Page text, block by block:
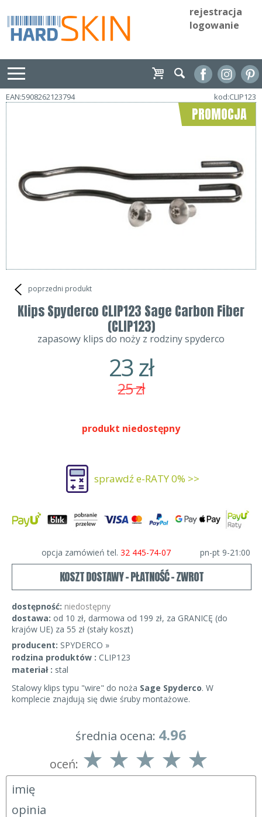
rejestracja
logowanie
EAN:5908262123794 kod:CLIP123
PROMOCJA
poprzedni produkt
Klips Spyderco CLIP123 Sage Carbon Fiber
(CLIP123)
zapasowy klips do noży z rodziny spyderco
23zł
25zł
produkt niedostępny
sprawdź e-RATY 0% >>
opcja zamówień tel. 32 445-74-07 pn-pt 9-21:00
KOSZT DOSTAWY - PŁATNOŚĆ - ZWROT
dostępność: niedostępny
dostawa: od 10 zł, darmowa od 199 zł, za GRANICĘ (do
krajów UE) za 55 zł (stały koszt)
producent: SPYDERCO »
rodzina produktów : CLIP123
materiał : stal
Stalowy klips typu "wire" do noża Sage Spyderco. W
komplecie znajdują się dwie śruby montażowe.
średnia ocena: 4.96
oceń: